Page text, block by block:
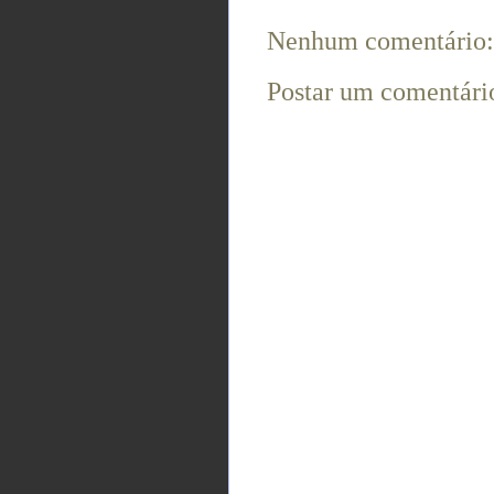
Nenhum comentário:
Postar um